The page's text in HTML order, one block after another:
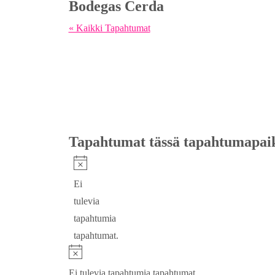
Bodegas Cerda
« Kaikki Tapahtumat
Tapahtumat tässä
Notice
Ei
tulevia
tapahtumia
tapahtumat.
Notice